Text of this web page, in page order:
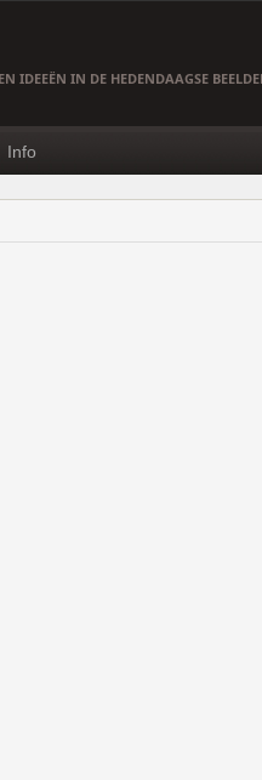
IDEEËN IN DE HEDENDAAGSE
Info